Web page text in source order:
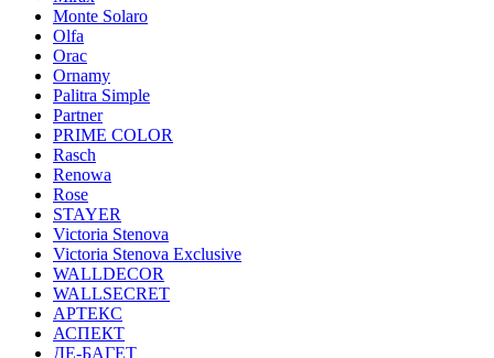
Monte Solaro
Olfa
Orac
Ornamy
Palitra Simple
Partner
PRIME COLOR
Rasch
Renowa
Rose
STAYER
Victoria Stenova
Victoria Stenova Exclusive
WALLDECOR
WALLSECRET
АРТЕКС
АСПЕКТ
ДЕ-БАГЕТ